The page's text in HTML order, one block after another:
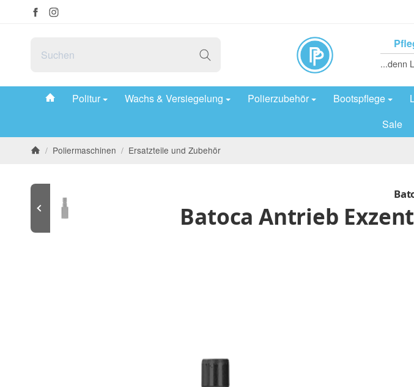
...denn
#custom.linkHome#
Politur Wachs & Versiegelung Polierzubehör Bootspflege
Sale
/ Poliermaschinen / Ersatzteile und Zubehör
Batoca Antrieb